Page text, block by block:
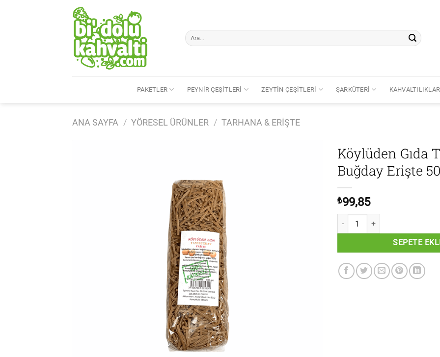
Ara:
PAKETLER PEYNIR ÇEŞITLERI ZEYTIN ÇEŞITLERI ŞARKÜTERI KAHVALTILIKLAR
ANA SAYFA / YÖRESEL ÜRÜNLER / TARHANA & ERIŞTE
Köylüden Gıda
Buğday Erişte
₺99,85
Köylüden Gıda Tam Buğday
SEPETE